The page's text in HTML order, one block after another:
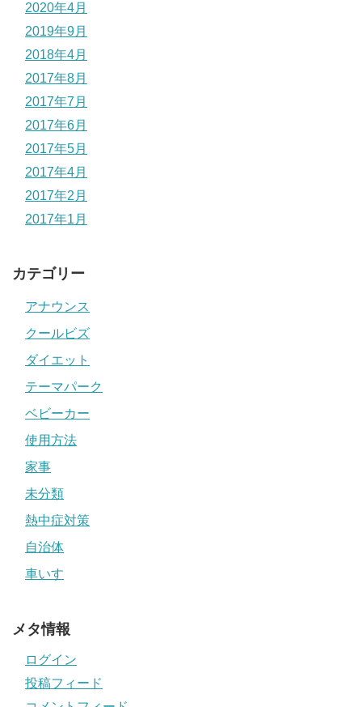
2020年4月
2019年9月
2018年4月
2017年8月
2017年7月
2017年6月
2017年5月
2017年4月
2017年2月
2017年1月
カテゴリー
アナウンス
クールビズ
ダイエット
テーマパーク
ベビーカー
使用方法
家事
未分類
熱中症対策
自治体
車いす
メタ情報
ログイン
投稿フィード